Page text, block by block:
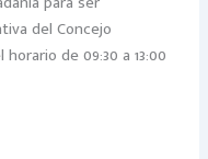
del Concejo
de 09:30 a 13:00